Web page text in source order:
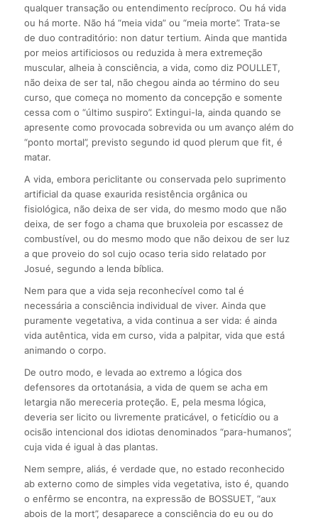
qualquer transação ou entendimento recíproco. Ou há vida
ou há morte. Não há “meia vida” ou “meia morte”. Trata-se
de duo contraditório: non datur tertium. Ainda que mantida
por meios artificiosos ou reduzida à mera extremeção
muscular, alheia à consciência, a vida, como diz POULLET,
não deixa de ser tal, não chegou ainda ao término do seu
curso, que começa no momento da concepção e somente
cessa com o “último suspiro”. Extingui-la, ainda quando se
apresente como provocada sobrevida ou um avanço além do
“ponto mortal”, previsto segundo id quod plerum que fit, é
matar.
A vida, embora periclitante ou conservada pelo suprimento
artificial da quase exaurida resistência orgânica ou
fisiológica, não deixa de ser vida, do mesmo modo que não
deixa, de ser fogo a chama que bruxoleia por escassez de
combustível, ou do mesmo modo que não deixou de ser luz
a que proveio do sol cujo ocaso teria sido relatado por
Josué, segundo a lenda bíblica.
Nem para que a vida seja reconhecível como tal é
necessária a consciência individual de viver. Ainda que
puramente vegetativa, a vida continua a ser vida: é ainda
vida autêntica, vida em curso, vida a palpitar, vida que está
animando o corpo.
De outro modo, e levada ao extremo a lógica dos
defensores da ortotanásia, a vida de quem se acha em
letargia não mereceria proteção. E, pela mesma lógica,
deveria ser licito ou livremente praticável, o feticídio ou a
ocisão intencional dos idiotas denominados “para-humanos”,
cuja vida é igual à das plantas.
Nem sempre, aliás, é verdade que, no estado reconhecido
ab externo como de simples vida vegetativa, isto é, quando
o enfêrmo se encontra, na expressão de BOSSUET, “aux
abois de la mort”, desaparece a consciência do eu ou do